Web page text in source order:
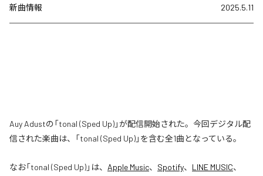
新曲情報 2025.5.11
Auy Adustの「tonal (Sped Up)」が配信開始された。今回デジタル配
信された楽曲は、「tonal (Sped Up)」を含む全1曲となっている。
なお「tonal (Sped Up)」は、 Apple Music、 Spotify、 LINE MUSIC、